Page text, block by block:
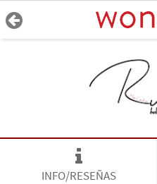
INFO/RESEÑAS